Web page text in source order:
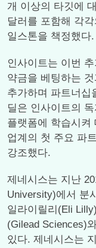
개 이상의 타깃에
달러를 포함해 각
일스톤을 책정했다.
인사이트는 이번
약금을 베팅하는
추가하며 파트너십
딜은 인사이트의
플랫폼에 학습시켜
업계의 첫 주요 파
강조했다.
제네시스는 지난
University)에서 분
일라이릴리(Eli
(Gilead Sciences)
있다. 제네시스는